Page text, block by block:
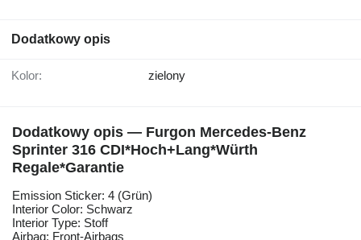
Dodatkowy opis
Kolor: zielony
Dodatkowy opis — Furgon Mercedes-Benz
Sprinter 316 CDI*Hoch+Lang*Würth
Regale*Garantie
Emission Sticker: 4 (Grün)
Interior Color: Schwarz
Interior Type: Stoff
Airbag: Front-Airbags